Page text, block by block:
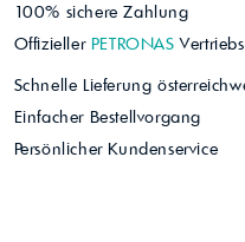
100% sichere Zahlung
Offizieller PETRONAS
Schnelle Lieferung
Einfacher Bestellvorgang
Persönlicher Kundenservice